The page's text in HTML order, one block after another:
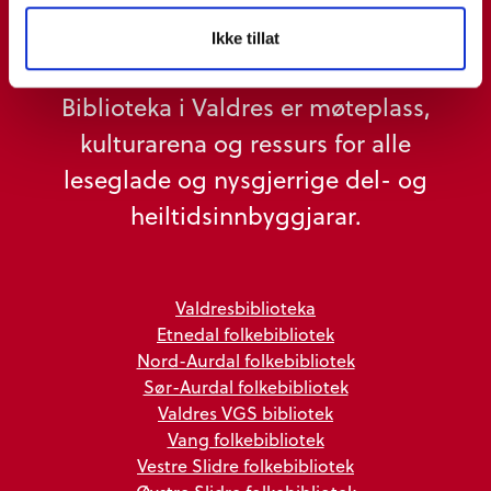
Ikke tillat
7 bibliotek i Valdres
Biblioteka i Valdres er møteplass,
kulturarena og ressurs for alle
leseglade og nysgjerrige del- og
heiltidsinnbyggjarar.
Valdresbiblioteka
Etnedal folkebibliotek
Nord-Aurdal folkebibliotek
Sør-Aurdal folkebibliotek
Valdres VGS bibliotek
Vang folkebibliotek
Vestre Slidre folkebibliotek